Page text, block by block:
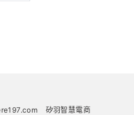
矽羽智慧電商